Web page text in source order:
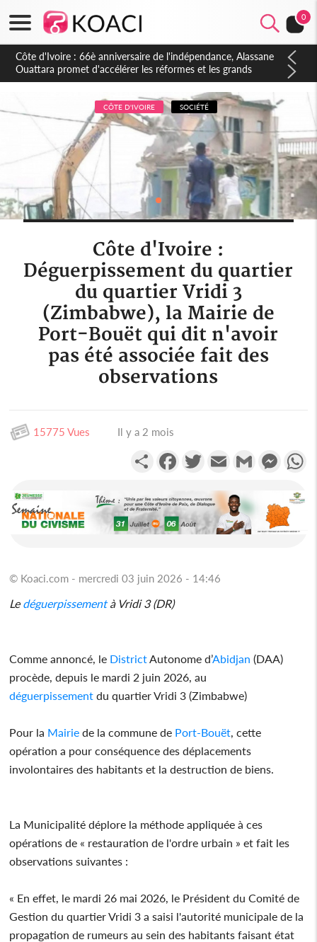
0
Côte d'Ivoire : À Abidjan, Amadou Oury Bah admire le modèle
ivoirien et veut s'en inspirer pour accélérer le développement
de la Guinée
CÔTE D'IVOIRE SOCIÉTÉ
Côte d'Ivoire :
Déguerpissement du quartier
du quartier Vridi 3
(Zimbabwe), la Mairie de
Port-Bouët qui dit n'avoir
pas été associée fait des
observations
15775 Vues Il y a 2 mois
PartagerFacebookTwitterEmail Gmail
© Koaci.com - mercredi 03 juin 2026 - 14:46
Le déguerpissementà Vridi 3 (DR)
Comme annoncé, le DistrictAutonome d’Abidjan (DAA)
procède, depuis le mardi 2 juin 2026, au
déguerpissement du quartier Vridi 3 (Zimbabwe)
Pour la Mairie de la commune de Port-Bouët, cette
opération a pour conséquence des déplacements
involontaires des habitants et la destruction de biens.
La Municipalité déplore la méthode appliquée à ces
opérations de « restauration de l'ordre urbain » et fait les
observations suivantes :
« En effet, le mardi 26 mai 2026, le Président du Comité de
Gestion du quartier Vridi 3 a saisi l'autorité municipale de la
propagation de rumeurs au sein des habitants faisant état